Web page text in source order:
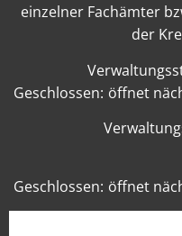
einzelner Fachämter
der
Klicken, um weitere
Geschlossen: öffnet
Klicken, um weitere
Geschlossen: öffnet